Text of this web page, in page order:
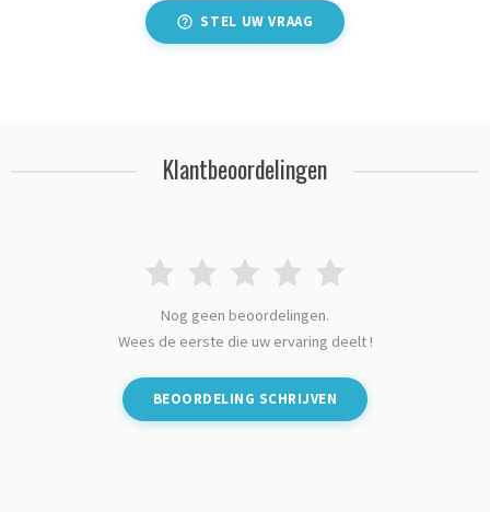
STEL UW VRAAG
Klantbeoordelingen
Nog geen beoordelingen.
Wees de eerste die uw ervaring deelt !
BEOORDELING SCHRIJVEN